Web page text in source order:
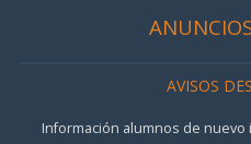
AVISOS
Información alumnos de nuevo